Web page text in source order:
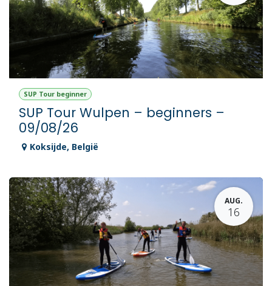
SUP Tour beginner
SUP Tour Wulpen – beginners –
09/08/26
Koksijde, België
AUG.
16